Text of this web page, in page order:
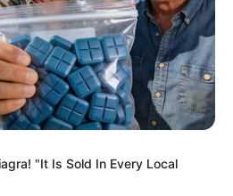
"It Is Sold In Every Local